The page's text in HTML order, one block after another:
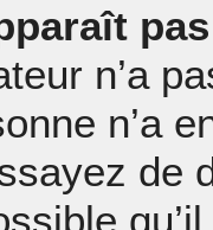
n’a
n’a
de